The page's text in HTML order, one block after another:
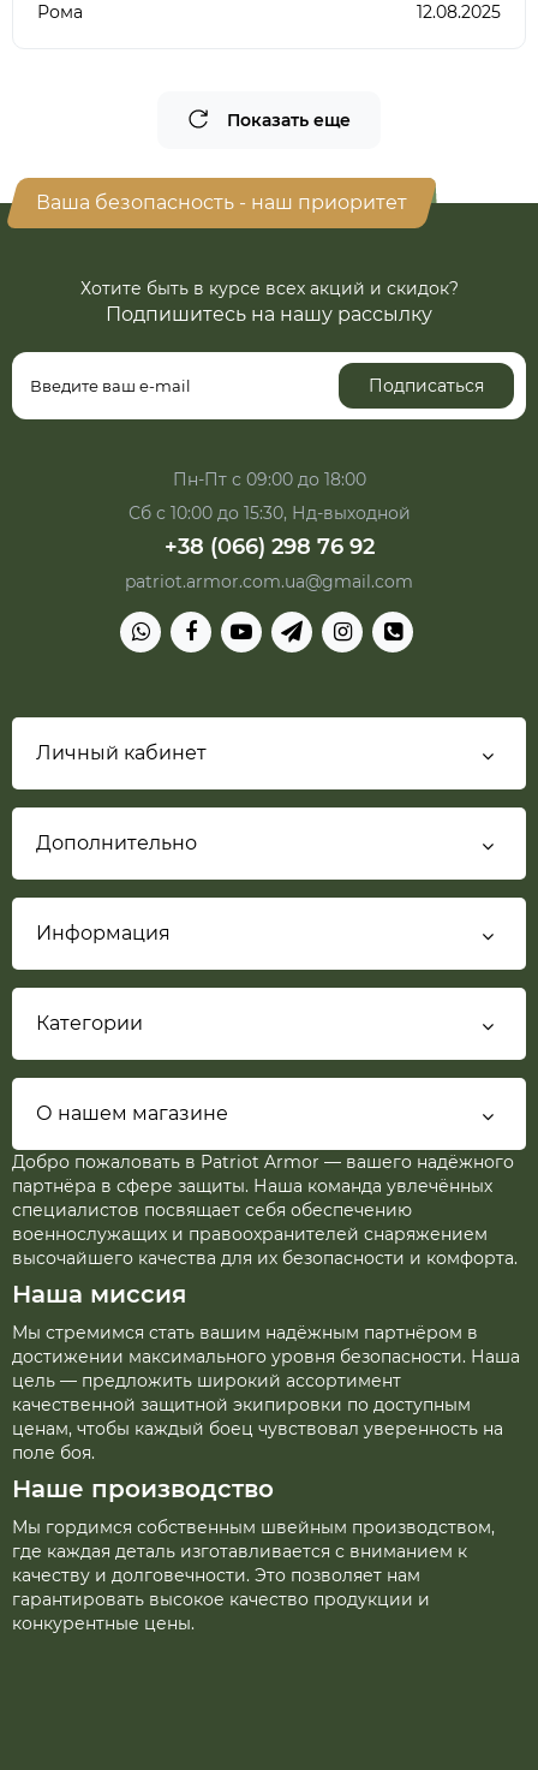
Рома 12.08.2025
Показать еще
Ваша безопасность - наш приоритет
Хотите быть в курсе всех акций и скидок?
Подпишитесь на нашу рассылку
Подписаться
Пн-Пт с 09:00 до 18:00
Сб с 10:00 до 15:30, Нд-выходной
+38 (066) 298 76 92
patriot.armor.com.ua@gmail.com
Личный кабинет
Дополнительно
Информация
Категории
О нашем магазине
Добро пожаловать в Patriot Armor — вашего надёжного
партнёра в сфере защиты. Наша команда увлечённых
специалистов посвящает себя обеспечению
военнослужащих и правоохранителей снаряжением
высочайшего качества для их безопасности и комфорта.
Наша миссия
Мы стремимся стать вашим надёжным партнёром в
достижении максимального уровня безопасности. Наша
цель — предложить широкий ассортимент
качественной защитной экипировки по доступным
ценам, чтобы каждый боец чувствовал уверенность на
поле боя.
Наше производство
Мы гордимся собственным швейным производством,
где каждая деталь изготавливается с вниманием к
качеству и долговечности. Это позволяет нам
гарантировать высокое качество продукции и
конкурентные цены.